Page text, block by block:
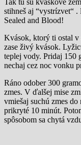
stihneš aj “vystrízvet“
Sealed and Blood!
Kvások, ktorý ti ostal v
zase živý kvások.
teplej vody. Pridaj 150
nechaj cez noc vonku
Ráno odober 300
zmes. V ďalšej mise
vmiešaj suchú zmes
prikryté 10 minút.
spôsobom sa chytá